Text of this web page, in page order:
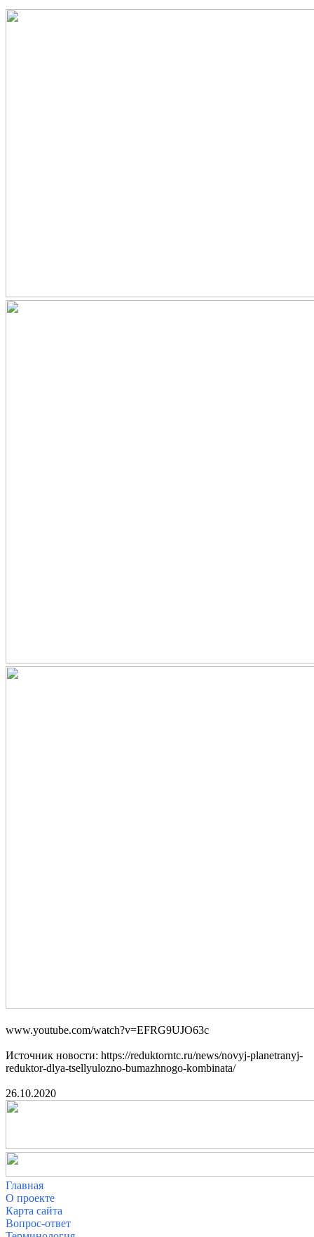
www.youtube.com/watch?v=EFRG9UJO63c
Источник новости: https://reduktorntc.ru/news/novyj-planetranyj-
reduktor-dlya-tsellyulozno-bumazhnogo-kombinata/
26.10.2020
Главная
О проекте
Карта сайта
Вопрос-ответ